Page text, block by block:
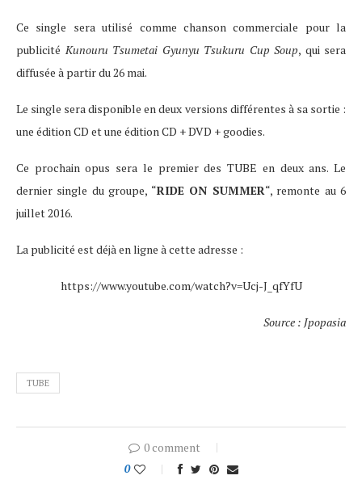
Ce single sera utilisé comme chanson commerciale pour la
publicité Kunouru Tsumetai Gyunyu Tsukuru Cup Soup, qui sera
diffusée à partir du 26 mai.
Le single sera disponible en deux versions différentes à sa sortie :
une édition CD et une édition CD + DVD + goodies.
Ce prochain opus sera le premier des TUBE en deux ans. Le
dernier single du groupe, “RIDE ON SUMMER“, remonte au 6
juillet 2016.
La publicité est déjà en ligne à cette adresse :
https://www.youtube.com/watch?v=Ucj-J_qfYfU
Source : Jpopasia
TUBE
0 comment
0